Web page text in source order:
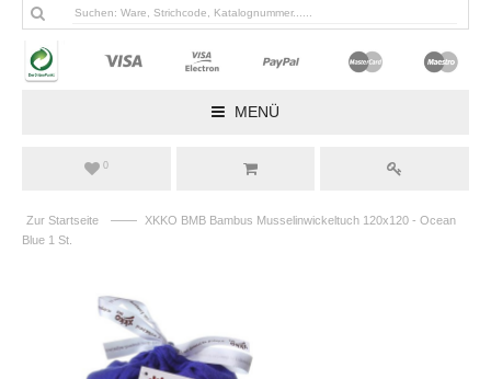
MENÜ
0
Zur Startseite ——
XKKO BMB Bambus Musselinwickeltuch 120x120 - Ocean
Blue 1 St.